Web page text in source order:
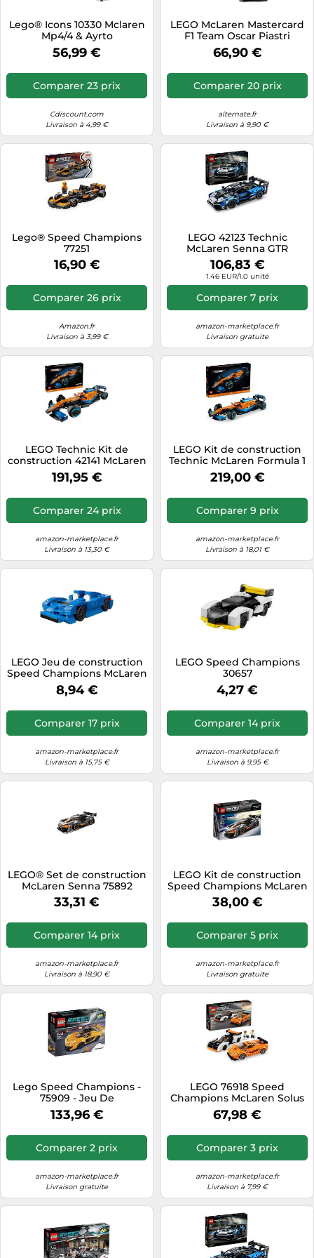
Tondeuses cheveux & barbe
Téléphonie
Téléviseurs
Télévision & vidéo
Électroménager
Lego® Icons 10330 Mclaren
Mp4/4 & Ayrto
56,99 €
Comparer 23 prix
Cdiscount.com
Livraison à 4,99 €
LEGO McLaren Mastercard
F1 Team Oscar Piastri
Helmet, Jouets de
construction
66,90 €
Comparer 20 prix
alternate.fr
Livraison à 9,90 €
Lego® Speed Champions
77251
16,90 €
Comparer 26 prix
Amazon.fr
Livraison à 3,99 €
LEGO 42123 Technic
McLaren Senna GTR
Modèle de collection de
voiture de sport de course,
jeu de construction de
véhicule
106,83 €
1.46 EUR/1.0 unité
Comparer 7 prix
amazon-marketplace.fr
Livraison gratuite
LEGO Technic Kit de
construction 42141 McLaren
Formula 1 2022 – 1434
pièces pour adultes
191,95 €
Comparer 24 prix
amazon-marketplace.fr
Livraison à 13,30 €
LEGO Kit de construction
Technic McLaren Formula 1
2022 – Voiture de course F1
219,00 €
Comparer 9 prix
amazon-marketplace.fr
Livraison à 18,01 €
LEGO Jeu de construction
Speed Champions McLaren
Elva 30343
8,94 €
Comparer 17 prix
amazon-marketplace.fr
Livraison à 15,75 €
LEGO Speed Champions
30657
4,27 €
Comparer 14 prix
amazon-marketplace.fr
Livraison à 9,95 €
LEGO® Set de construction
McLaren Senna 75892
33,31 €
Comparer 14 prix
amazon-marketplace.fr
Livraison à 18,90 €
LEGO Kit de construction
Speed Champions McLaren
Senna 75892 – 219 pièces –
Neuf 2019
38,00 €
Comparer 5 prix
amazon-marketplace.fr
Livraison gratuite
Lego Speed Champions -
75909 - Jeu De
Construction - Mclaren
P1tm
133,96 €
Comparer 2 prix
amazon-marketplace.fr
Livraison gratuite
LEGO 76918 Speed
Champions McLaren Solus
GT & McLaren F1 LM, 2
Jouets emblématiques de
garçons et Filles, kit de
Construction de modèle
Collection 2023
67,98 €
Comparer 3 prix
amazon-marketplace.fr
Livraison à 7,99 €